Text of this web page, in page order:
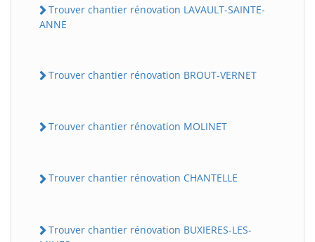
Trouver chantier rénovation LAVAULT-SAINTE-
ANNE
Trouver chantier rénovation BROUT-VERNET
Trouver chantier rénovation MOLINET
Trouver chantier rénovation CHANTELLE
Trouver chantier rénovation BUXIERES-LES-